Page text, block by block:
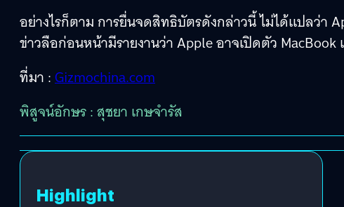
อย่างไรก็ตาม การยื่นจดสิทธิบัตรดังกล่าวนี้ ไม่ได้แปลว่า
ข่าวลือก่อนหน้ามีรายงานว่า Apple อาจเปิดตัว
ที่มา :Gizmochina.com
พิสูจน์อักษร : สุชยา เกษจำรัส
Highlight